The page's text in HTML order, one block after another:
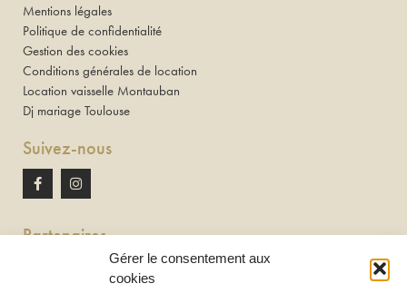
Gérer le consentement aux
cookies
Mentions légales
Politique de confidentialité
Gestion des cookies
Conditions générales de location
Location vaisselle Montauban
Dj mariage Toulouse
Suivez-nous
Partenaires
Newton discomobile